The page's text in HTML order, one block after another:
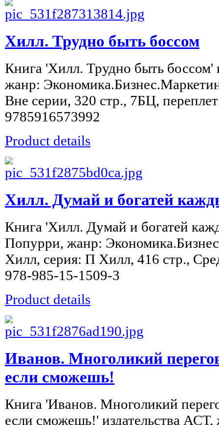
Хилл. Трудно быть боссом
Книга 'Хилл. Трудно быть
жанр:
Вне серии, 320 стр., 7БЦ,
9785916573992
Product details
Хилл. Думай и богатей
Книга 'Хилл. Думай и богатей
Попурри, жанр:
Хилл, серия: П Хилл, 416 стр.,
978-985-15-1509-3
Product details
Иванов. Многоликий
если сможешь!
Книга 'Иванов. Многоликий
если сможешь!' издательства АСТ,